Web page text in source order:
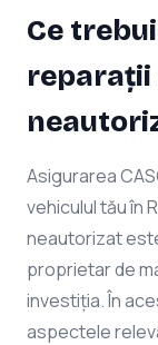
Ce
reparații
Asigurarea
vehiculul tău în
neautorizat
proprietar de
investiția. În
aspectele